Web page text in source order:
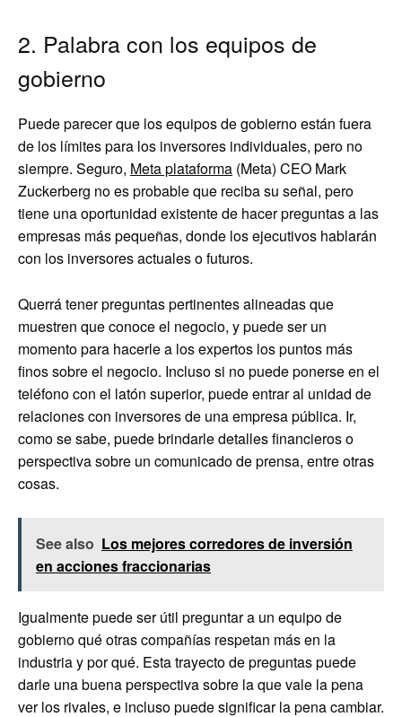
2. Palabra con los equipos de
gobierno
Puede parecer que los equipos de gobierno están fuera
de los límites para los inversores individuales, pero no
siempre. Seguro, Meta plataforma (Meta) CEO Mark
Zuckerberg no es probable que reciba su señal, pero
tiene una oportunidad existente de hacer preguntas a las
empresas más pequeñas, donde los ejecutivos hablarán
con los inversores actuales o futuros.
Querrá tener preguntas pertinentes alineadas que
muestren que conoce el negocio, y puede ser un
momento para hacerle a los expertos los puntos más
finos sobre el negocio. Incluso si no puede ponerse en el
teléfono con el latón superior, puede entrar al unidad de
relaciones con inversores de una empresa pública. Ir,
como se sabe, puede brindarle detalles financieros o
perspectiva sobre un comunicado de prensa, entre otras
cosas.
See also Los mejores corredores de inversión
en acciones fraccionarias
Igualmente puede ser útil preguntar a un equipo de
gobierno qué otras compañías respetan más en la
industria y por qué. Esta trayecto de preguntas puede
darle una buena perspectiva sobre la que vale la pena
ver los rivales, e incluso puede significar la pena cambiar.